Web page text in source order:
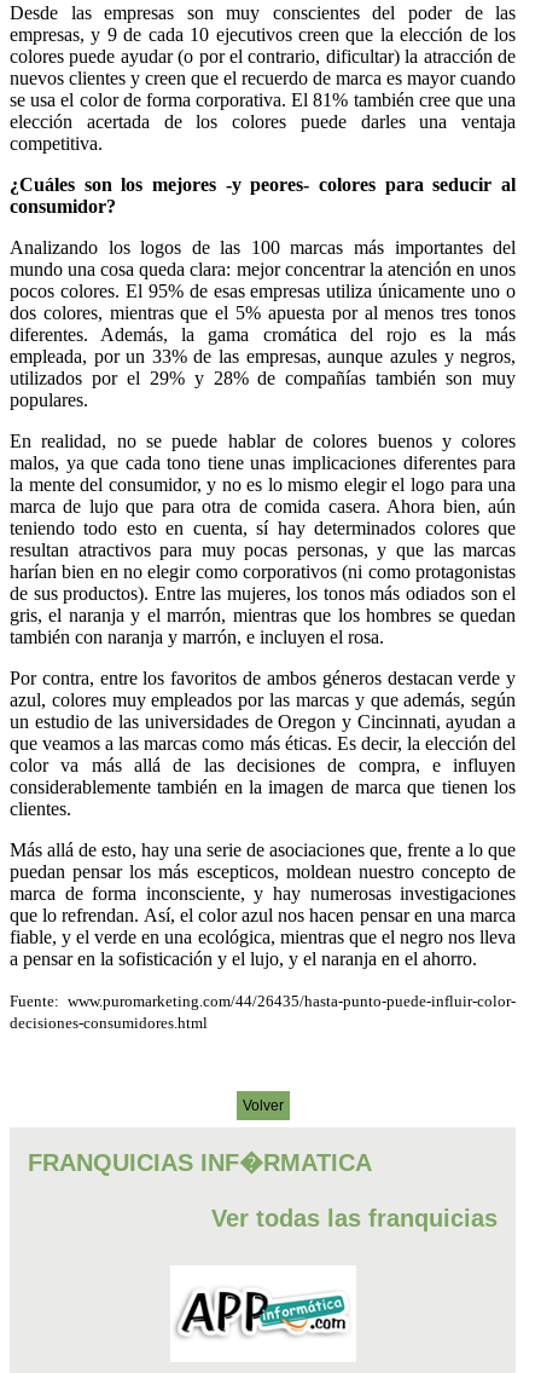
Desde las empresas son muy conscientes del poder de las
empresas, y 9 de cada 10 ejecutivos creen que la elección de los
colores puede ayudar (o por el contrario, dificultar) la atracción de
nuevos clientes y creen que el recuerdo de marca es mayor cuando
se usa el color de forma corporativa. El 81% también cree que una
elección acertada de los colores puede darles una ventaja
competitiva.
¿Cuáles son los mejores -y peores- colores para seducir al
consumidor?
Analizando los logos de las 100 marcas más importantes del
mundo una cosa queda clara: mejor concentrar la atención en unos
pocos colores. El 95% de esas empresas utiliza únicamente uno o
dos colores, mientras que el 5% apuesta por al menos tres tonos
diferentes. Además, la gama cromática del rojo es la más
empleada, por un 33% de las empresas, aunque azules y negros,
utilizados por el 29% y 28% de compañías también son muy
populares.
En realidad, no se puede hablar de colores buenos y colores
malos, ya que cada tono tiene unas implicaciones diferentes para
la mente del consumidor, y no es lo mismo elegir el logo para una
marca de lujo que para otra de comida casera. Ahora bien, aún
teniendo todo esto en cuenta, sí hay determinados colores que
resultan atractivos para muy pocas personas, y que las marcas
harían bien en no elegir como corporativos (ni como protagonistas
de sus productos). Entre las mujeres, los tonos más odiados son el
gris, el naranja y el marrón, mientras que los hombres se quedan
también con naranja y marrón, e incluyen el rosa.
Por contra, entre los favoritos de ambos géneros destacan verde y
azul, colores muy empleados por las marcas y que además, según
un estudio de las universidades de Oregon y Cincinnati, ayudan a
que veamos a las marcas como más éticas. Es decir, la elección del
color va más allá de las decisiones de compra, e influyen
considerablemente también en la imagen de marca que tienen los
clientes.
Más allá de esto, hay una serie de asociaciones que, frente a lo que
puedan pensar los más escepticos, moldean nuestro concepto de
marca de forma inconsciente, y hay numerosas investigaciones
que lo refrendan. Así, el color azul nos hacen pensar en una marca
fiable, y el verde en una ecológica, mientras que el negro nos lleva
a pensar en la sofisticación y el lujo, y el naranja en el ahorro.
Fuente: www.puromarketing.com/44/26435/hasta-punto-puede-influir-color-
decisiones-consumidores.html
Volver
FRANQUICIAS INF�RMATICA
Ver todas las franquicias